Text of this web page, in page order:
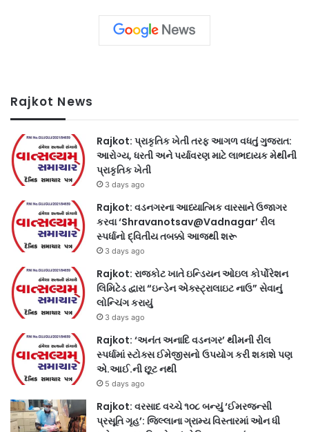
Rajkot News
Rajkot: પ્રાકૃતિક ખેતી તરફ આગળ વધતું ગુજરાત:
આરોગ્ય, ધરતી અને પર્યાવરણ માટે લાભદાયક મેથીની
પ્રાકૃતિક ખેતી
3 days ago
Rajkot: વડનગરના આધ્યાત્મિક વારસાને ઉજાગર
કરવા ‘Shravanotsav@Vadnagar’ રીલ
સ્પર્ધાનો દ્વિતીય તબક્કો આજથી શરૂ
3 days ago
Rajkot: રાજકોટ ખાતે ઇન્ડિયન ઓઇલ કોર્પોરેશન
લિમિટેડ દ્વારા “ઇન્ડેન એક્સ્ટ્રાલાઇટ નાઉ” સેવાનું
લોન્ચિંગ કરાયું
3 days ago
Rajkot: ‘અનંત અનાદિ વડનગર’ થીમની રીલ
સ્પર્ધામાં સ્ટોક્સ ઈમેજીસનો ઉપયોગ કરી શકાશે પણ
એ.આઈ.ની છૂટ નથી
5 days ago
Rajkot: વરસાદ વચ્ચે ૧૦૮ બન્યું ‘ઈમરજન્સી
પ્રસૂતિ ગૃહ’: જિલ્લાના ગ્રામ્ય વિસ્તારમાં ઓન ધી